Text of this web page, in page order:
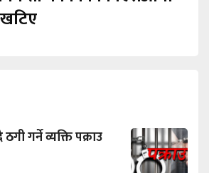
गर्ने व्यक्ति पक्राउ